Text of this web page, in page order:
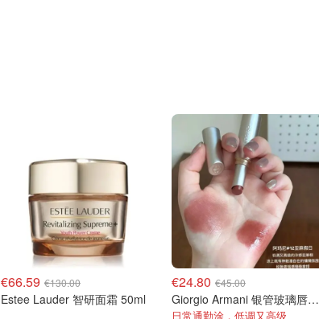
€66.59 €130.00
Estee Lauder 智研面霜 50ml
€24.80 €45.00
Giorgio Armani 银管玻璃唇膏 #12亚麻假日
日常通勤涂，低调又高级